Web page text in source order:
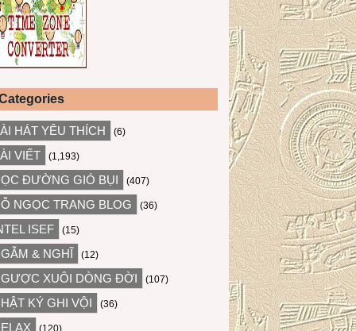
HÁT YÊU THÍCH (6)
VIẾT (1,193)
ĐƯỜNG GIÓ BỤI (407)
NGỌC TRANG BLOG (36)
ISEF (15)
& NGHĨ (12)
XUÔI DÒNG ĐỜI (107)
KÝ GHI VỘI (36)
(120)